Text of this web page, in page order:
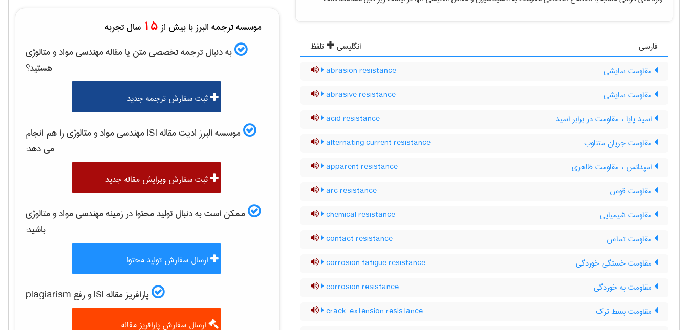
فارسی انگلیسی
تلفظ
مقاومت سایشی
abrasion resistance
مقاومت سایشی abrasive resistance
اسید پایا ، مقاومت در برابر اسید acid resistance
مقاومت جریان متناوب alternating current resistance
امپدانس ، مقاومت ظاهری apparent resistance
مقاومت قوس arc resistance
مقاومت شیمیایی chemical resistance
مقاومت تماس contact resistance
مقاومت خستگی خوردگی corrosion fatigue resistance
مقاومت به خوردگی corrosion resistance
مقاومت بسط ترک crack-extension resistance
موسسه ترجمه البرز با بیش از 15 سال تجربه
به دنبال ترجمه تخصصی متن یا مقالهمهندسی مواد و متالوژی
هستید؟
ثبت سفارش ترجمه جدید
موسسه البرز ادیت مقاله ISI مهندسی مواد و متالوژیرا هم انجام
می دهد:
ثبت سفارش ویرایش مقاله جدید
ممکن است به دنبال تولید محتوا در زمینهمهندسی مواد و متالوژی
باشید:
ارسال سفارش تولید محتوا
پارافریز مقاله ISI و رفع plagiarism
ارسال سفارش پارافریز مقاله